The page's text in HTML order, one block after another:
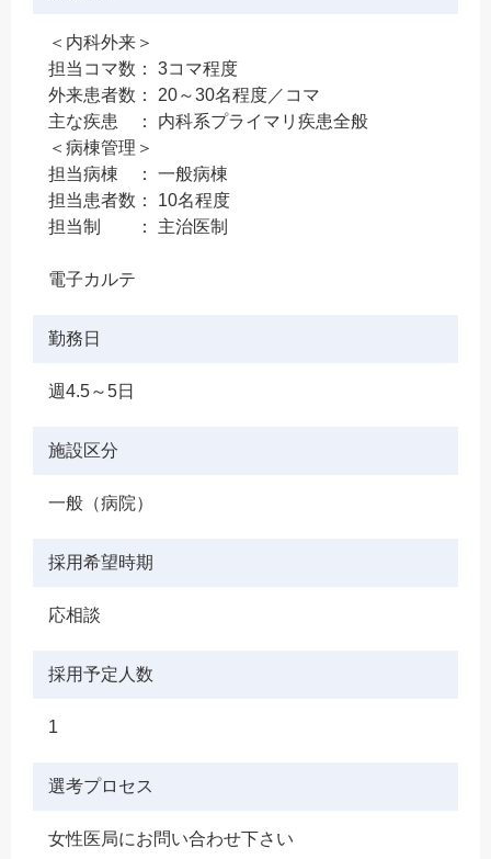
＜内科外来＞
担当コマ数： 3コマ程度
外来患者数： 20～30名程度／コマ
主な疾患 ： 内科系プライマリ疾患全般
＜病棟管理＞
担当病棟 ： 一般病棟
担当患者数： 10名程度
担当制 ： 主治医制
電子カルテ
勤務日
週4.5～5日
施設区分
一般（病院）
採用希望時期
応相談
採用予定人数
1
選考プロセス
女性医局にお問い合わせ下さい